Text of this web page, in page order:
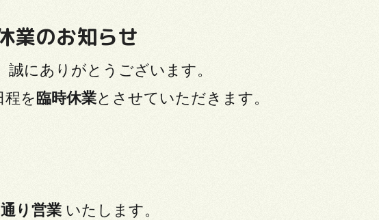
業のお知らせ
にありがとうございます。
程を 臨時休業とさせていただきます。
り営業いたします。